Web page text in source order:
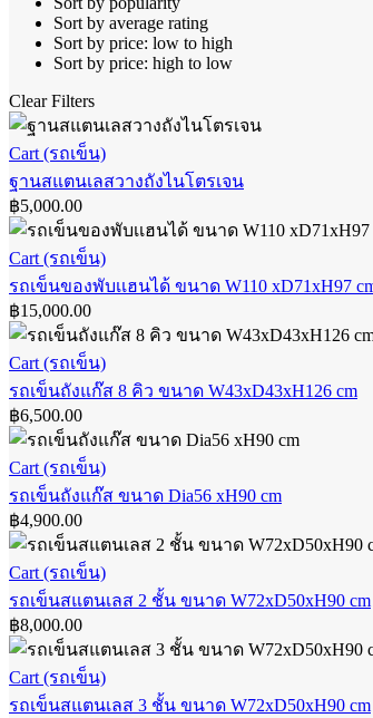
Sort by average rating
Sort by price: low to high
Sort by price: high to low
Clear Filters
ฐาน
ส
แตน
เล
สวาง
ถัง
ไนโตรเจน
Cart (รถเข็น)
ฐานสแตนเลสวางถังไนโตรเจน
฿5,000.00
รถ
เข็น
ของ
พับ
เเฮน
ได้
ขนาด
W110
xD71xH97
cm
Cart (รถเข็น)
รถเข็นของพับเเฮนได้ ขนาด W110 xD71xH97
฿15,000.00
รถ
เข็น
ถัง
แก๊ส
8
คิว
ขนาด
W43xD43xH126
cm
Cart (รถเข็น)
รถเข็นถังแก๊ส 8 คิว ขนาด W43xD43xH126 cm
฿6,500.00
รถ
เข็น
ถัง
แก๊ส
ขนาด
Dia56
xH90
cm
Cart (รถเข็น)
รถเข็นถังแก๊ส ขนาด Dia56 xH90 cm
฿4,900.00
รถ
เข็น
ส
แตน
เลส
2
Cart (รถเข็น)
รถเข็นสแตนเลส 2 ชั้น ขนาด W72xD50xH90 cm
฿8,000.00
รถ
เข็น
Cart (รถเข็น)
รถเข็นสแตนเลส 3 ชั้น ขนาด W72xD50xH90 cm